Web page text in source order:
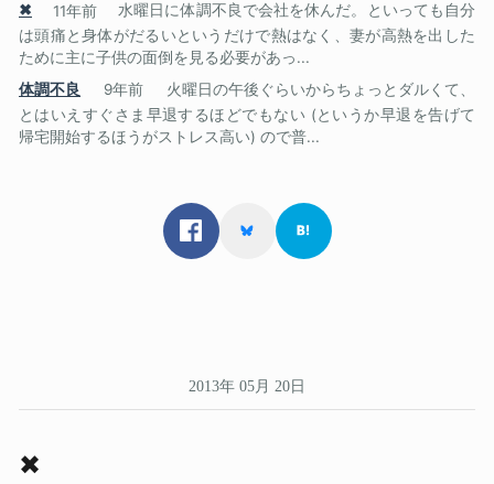
✖
11年前
水曜日に体調不良で会社を休んだ。といっても自分
は頭痛と身体がだるいというだけで熱はなく、妻が高熱を出した
ために主に子供の面倒を見る必要があっ...
体調不良
9年前
火曜日の午後ぐらいからちょっとダルくて、
とはいえすぐさま早退するほどでもない (というか早退を告げて
帰宅開始するほうがストレス高い) ので普...
2013年 05月 20日
✖